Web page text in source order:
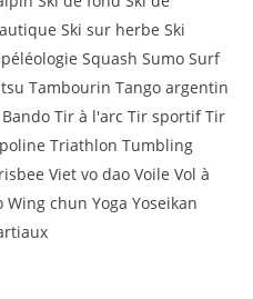
Ski sur herbe Ski
Squash Sumo Surf
Tambourin Tango argentin
Tir à l'arc Tir sportif Tir
Triathlon Tumbling
Viet vo dao Voile Vol à
chun Yoga Yoseikan